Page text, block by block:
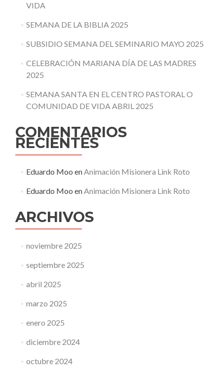
VIDA
SEMANA DE LA BIBLIA 2025
SUBSIDIO SEMANA DEL SEMINARIO MAYO 2025
CELEBRACIÓN MARIANA DÍA DE LAS MADRES
2025
SEMANA SANTA EN EL CENTRO PASTORAL O
COMUNIDAD DE VIDA ABRIL 2025
COMENTARIOS
RECIENTES
Eduardo Moo enAnimación Misionera Link Roto
Eduardo Moo enAnimación Misionera Link Roto
ARCHIVOS
noviembre 2025
septiembre 2025
abril 2025
marzo 2025
enero 2025
diciembre 2024
octubre 2024